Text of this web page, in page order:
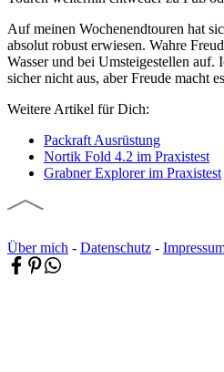
Auf meinen Wochenendtouren hat
absolut robust erwiesen. Wahre
Wasser und bei Umsteigestellen
sicher nicht aus, aber Freude macht
Weitere Artikel für Dich:
Packraft Ausrüstung
Nortik Fold 4.2 im Praxistest
Grabner Explorer im Praxistest
Über mich - Datenschutz -